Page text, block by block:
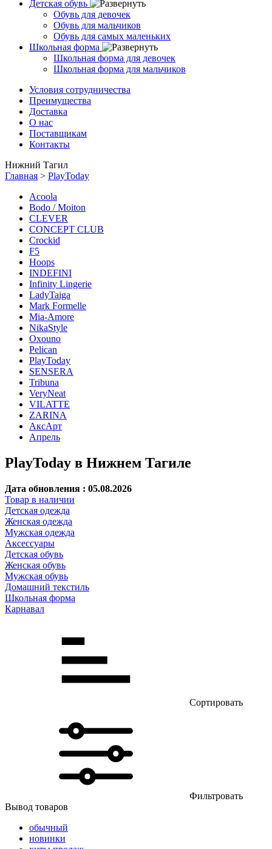
Детская обувь
Обувь для девочек
Обувь для мальчиков
Обувь для самых маленьких
Школьная форма
Школьная форма для девочек
Школьная форма для мальчиков
Условия сотрудничества
Преимущества
Доставка
О нас
Поставщикам
Контакты
Нижний Тагил
Главная > PlayToday
Acoola
Bodo / Moiton
CLEVER
CONCEPT CLUB
Crockid
F5
Hoops
INDEFINI
Infinity Lingerie
LadyTaiga
Mark Formelle
Mia-Amore
NikaStyle
Oxouno
Pelican
PlayToday
SENSERA
Tribuna
VeryNeat
VILATTE
ZARINA
АксАрт
Апрель
PlayToday в Нижнем Тагиле
Дата обновления : 05.08.2026
Товар в наличии
Детская одежда
Женская одежда
Мужская одежда
Аксессуары
Детская обувь
Женская обувь
Мужская обувь
Домашний текстиль
Школьная форма
Карнавал
Сортировать
Фильтровать
Вывод товаров
обычный
новинки